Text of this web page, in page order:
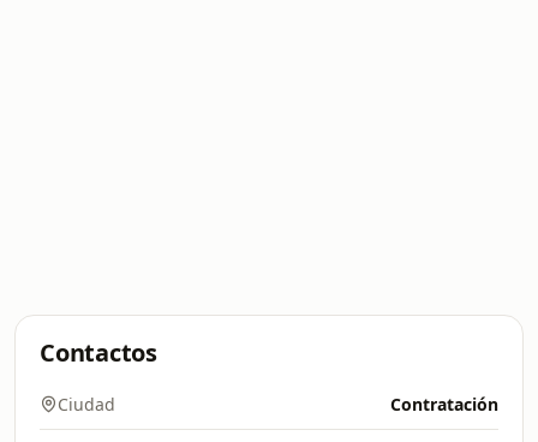
Contactos
Ciudad Contratación